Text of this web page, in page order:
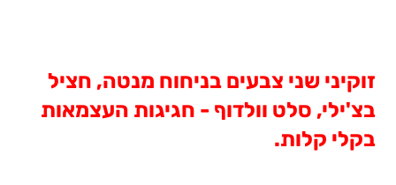
זוקיני שני צבעים בניחוח מנטה, חציל
בצ'ילי, סלט וולדוף - חגיגות העצמאות
בקלי קלות.